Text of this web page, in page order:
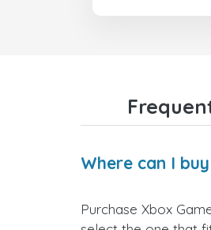
Where can I
Purchase Xbox